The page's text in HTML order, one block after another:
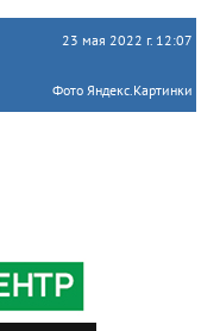
23 мая 2022 г. 12:07
Фото Яндекс.Картинки